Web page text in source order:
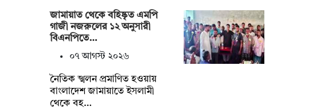
জামায়াত থেকে বহিষ্কৃত এমপি
গাজী নজরুলের ১২ অনুসারী
বিএনপিতে…
০৭ আগস্ট ২০২৬
নৈতিক স্খলন প্রমাণিত হওয়ায়
বাংলাদেশ জামায়াতে ইসলামী
থেকে বহ…